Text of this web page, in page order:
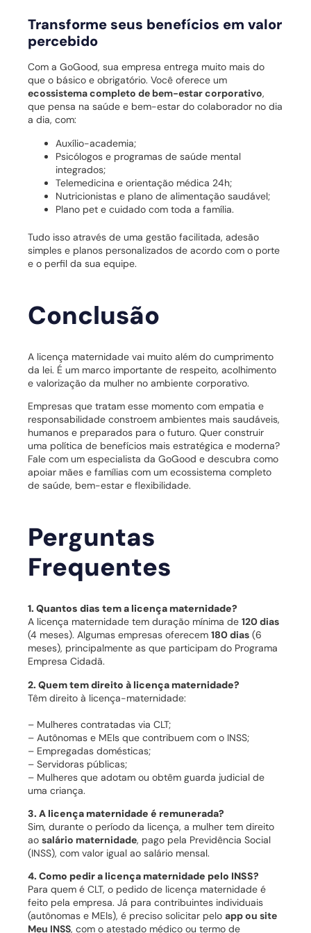
Transforme seus benefícios em valor
percebido
Com a GoGood, sua empresa entrega muito mais do
que o básico e obrigatório. Você oferece um
ecossistema completo de bem-estar corporativo,
que pensa na saúde e bem-estar do colaborador no dia
a dia, com:
Auxílio-academia;
Psicólogos e programas de saúde mental
integrados;
Telemedicina e orientação médica 24h;
Nutricionistas e plano de alimentação saudável;
Plano pet e cuidado com toda a família.
Tudo isso através de uma gestão facilitada, adesão
simples e planos personalizados de acordo com o porte
e o perfil da sua equipe.
Conclusão
A licença maternidade vai muito além do cumprimento
da lei. É um marco importante de respeito, acolhimento
e valorização da mulher no ambiente corporativo.
Empresas que tratam esse momento com empatia e
responsabilidade constroem ambientes mais saudáveis,
humanos e preparados para o futuro. Quer construir
uma política de benefícios mais estratégica e moderna?
Fale com um especialista da GoGood e descubra como
apoiar mães e famílias com um ecossistema completo
de saúde, bem-estar e flexibilidade.
Perguntas
Frequentes
1. Quantos dias tem a licença maternidade?
A licença maternidade tem duração mínima de 120 dias
(4 meses). Algumas empresas oferecem 180 dias (6
meses), principalmente as que participam do Programa
Empresa Cidadã.
2. Quem tem direito à licença maternidade?
Têm direito à licença-maternidade:
– Mulheres contratadas via CLT;
– Autônomas e MEIs que contribuem com o INSS;
– Empregadas domésticas;
– Servidoras públicas;
– Mulheres que adotam ou obtêm guarda judicial de
uma criança.
3. A licença maternidade é remunerada?
Sim, durante o período da licença, a mulher tem direito
ao salário maternidade, pago pela Previdência Social
(INSS), com valor igual ao salário mensal.
4. Como pedir a licença maternidade pelo INSS?
Para quem é CLT, o pedido de licença maternidade é
feito pela empresa. Já para contribuintes individuais
(autônomas e MEIs), é preciso solicitar pelo app ou site
Meu INSS, com o atestado médico ou termo de